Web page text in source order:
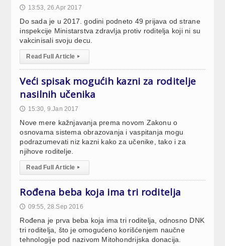
🕔 13:53, 26.Apr 2017
Do sada je u 2017. godini podneto 49 prijava od strane
inspekcije Ministarstva zdravlja protiv roditelja koji ni su
vakcinisali svoju decu.
Read Full Article ▸
Veći spisak mogućih kazni za roditelje
nasilnih učenika
🕔 15:30, 9.Jan 2017
Nove mere kažnjavanja prema novom Zakonu o
osnovama sistema obrazovanja i vaspitanja mogu
podrazumevati niz kazni kako za učenike, tako i za
njihove roditelje.
Read Full Article ▸
Rođena beba koja ima tri roditelja
🕔 09:55, 28.Sep 2016
Rođena je prva beba koja ima tri roditelja, odnosno DNK
tri roditelja, što je omogućeno korišćenjem naučne
tehnologije pod nazivom Mitohondrijska donacija.